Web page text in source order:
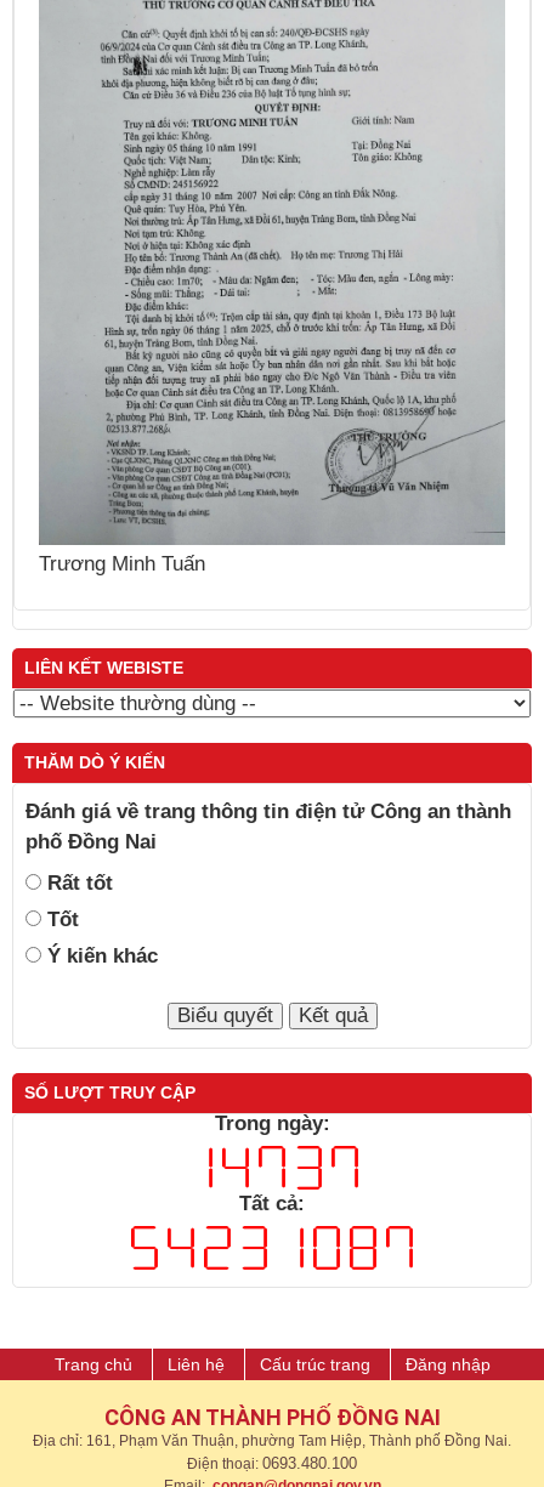
Nguyễn Thái Cung
LIÊN KẾT WEBISTE
THĂM DÒ Ý KIẾN
Đánh giá về trang thông tin điện tử Công an thành
phố Đồng Nai
Rất tốt
Tốt
Ý kiến khác
SỐ LƯỢT TRUY CẬP
Trong ngày:
Tất cả:
Trang chủ Liên hệ Cấu trúc trang Đăng nhập
CÔNG AN THÀNH PHỐ ĐỒNG NAI
Địa chỉ: 161, Phạm Văn Thuận, phường Tam Hiệp, Thành phố Đồng Nai.
Điện thoại: 0693.480.100